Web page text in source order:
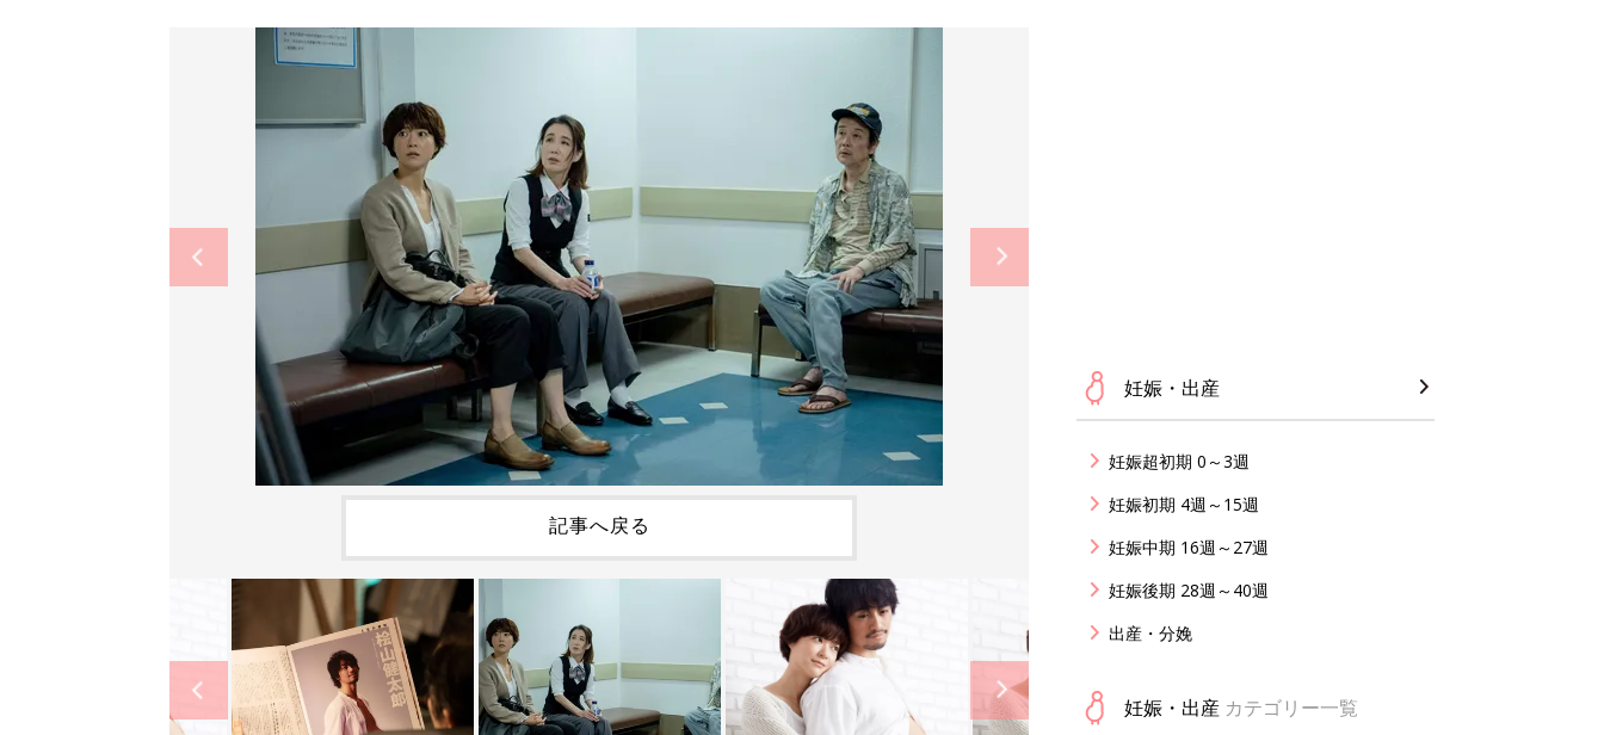
記事へ戻る
妊娠・出産
妊娠超初期 0～3週
妊娠初期 4週～15週
妊娠中期 16週～27週
妊娠後期 28週～40週
出産・分娩
妊娠・出産 カテゴリー一覧